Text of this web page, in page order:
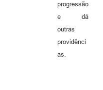
progressão
e dá
outras
providênci
as.